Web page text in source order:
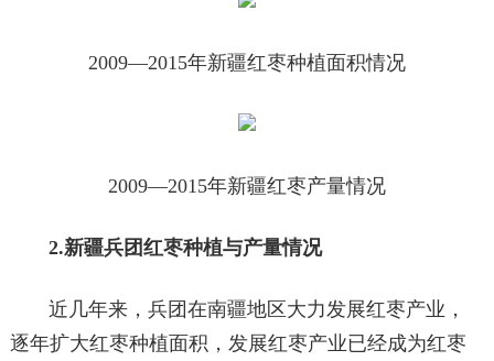
2009—2015年新疆红枣种植面积情况
2009—2015年新疆红枣产量情况
2.新疆兵团红枣种植与产量情况
近几年来，兵团在南疆地区大力发展红枣产业，
逐年扩大红枣种植面积，发展红枣产业已经成为红枣